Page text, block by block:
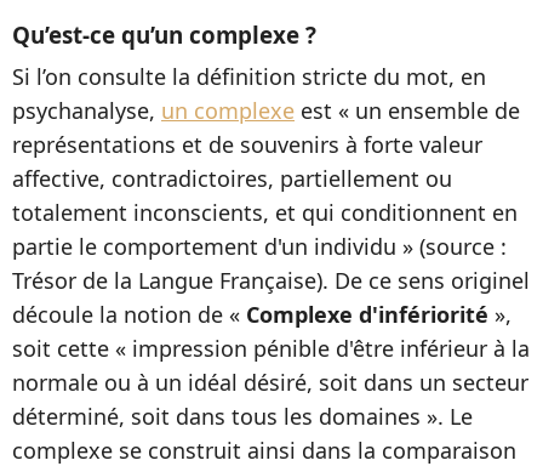
Qu’est-ce qu’un complexe ?
Si l’on consulte la définition stricte du mot, en
psychanalyse, un complexe est « un ensemble de
représentations et de souvenirs à forte valeur
affective, contradictoires, partiellement ou
totalement inconscients, et qui conditionnent en
partie le comportement d'un individu » (source :
Trésor de la Langue Française). De ce sens originel
découle la notion de « Complexe d'infériorité »,
soit cette « impression pénible d'être inférieur à la
normale ou à un idéal désiré, soit dans un secteur
déterminé, soit dans tous les domaines ». Le
complexe se construit ainsi dans la comparaison